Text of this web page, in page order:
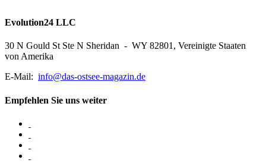
Evolution24 LLC
30 N Gould St Ste N Sheridan - WY 82801, Vereinigte Staaten
von Amerika
E-Mail: info@das-ostsee-magazin.de
Empfehlen Sie uns weiter